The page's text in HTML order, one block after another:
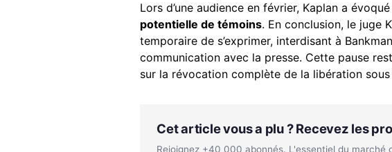
Lors d’une audience en février, Kaplan a évoqué
potentielle de témoins. En conclusion, le juge
temporaire de s’exprimer, interdisant à
communication avec la presse. Cette pause
sur la révocation complète de la libération
Cet article vous a plu ? Recevez les
Rejoignez +40 000 abonnés. L'essentiel du